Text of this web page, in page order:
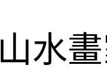
山水